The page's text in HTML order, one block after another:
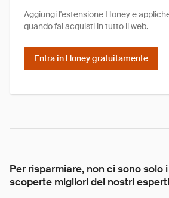
Aggiungi l'estensione Honey e
quando fai acquisti in tutto il web.
Entra in Honey gratuitamente
Per risparmiare, non ci sono solo
scoperte migliori dei nostri